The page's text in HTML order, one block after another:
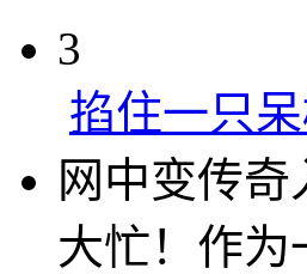
3
掐住一只
网中变传
大忙！作